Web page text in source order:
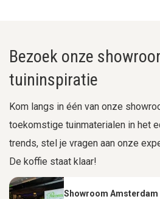
Bezoek onze
tuininspiratie
Kom langs in één van onze
toekomstige tuinmaterialen in het
trends, stel je vragen aan onze
De koffie staat klaar!
Showroom Amsterdam